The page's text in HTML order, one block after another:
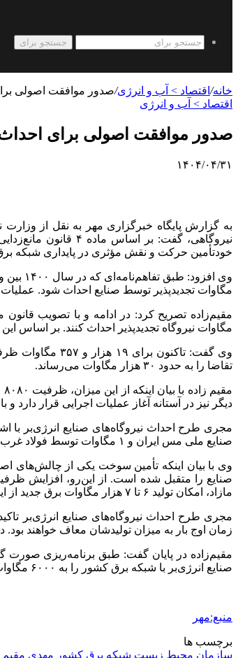
جستجو برای
خانه/ اقتصاد > آب و انرژی/صدور موافقت اصولی برای احداث ۱۹ هزار مگاوات ظرفیت
اقتصاد > آب و انرژی
صدور موافقت اصولی برای احداث ۱۹ هزار مگاوات ظرفیت نیروگاهی توسط
۱۴۰۴/۰۴/۳۱
به گزارش پایگاه خبرگزاری مهر به نقل از
نیروگاهی، گفت: بر اساس ماده ۴ قانون مانع‌زدایی از توسعه صنعت برق، صنایع انرژی‌بر از جمله صنایع فولاد، مس، پتروشیمی، آلومینیوم و پالایشگاه‌ها و … موظف هستند به سمت احداث نیروگاه‌های
خودتأمین حرکت و نقش مؤثری در پایداری شبکه برق
مگاوات تجدیدپذیر توسط صنایع احداث شود. عملیات اجرایی این پروژه‌ها از طریق ۱۴ ساختار
مگاوات نیروگاه تجدیدپذیر احداث کنند. بر اساس این
تقاضا را به حدود ۳۰ هزار مگاوات می‌رساند.
دیگر نیز در آستانه آغاز عملیات اجرایی قرار دارد و با
مجری طرح احداث نیروگاه‌های صنایع انرژی‌بر با
صنایع ملی مس ایران و ۱ مگاوات توسط فولاد غرب آسیا وارد مدار شده که نیاز به تسریع جدی در این حوزه احساس می‌شود.
صنایع را متقبل شده است. از این‌رو، افزایش
مازاد، امکان تولید ۶ تا ۷ هزار مگاوات برق جدید از این محل وجود دارد.
مجری طرح احداث نیروگاه‌های صنایع انرژی‌بر
زمان اوج بار به میزان تولیدشان معاف خواهند
صنایع انرژی‌بر با شبکه برق کشور را به ۶۰۰۰ مگاوات خواهد رساند. این موضوع نقش بسیار مهمی در کاهش فشار بر شبکه سراسری برق در سال‌های آینده خواهد داشت.
منبع:مهر
برچسب ها
سازمان محیط زیست شبکه برق کشور مهدی مقیم